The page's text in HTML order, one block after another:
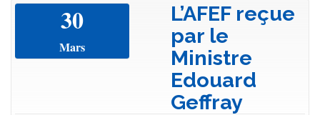
30
Mars
L’AFEF reçue
par le
Ministre
Edouard
Geffray